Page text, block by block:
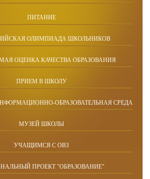
ПИТАНИЕ
ОЛИМПИАДА ШКОЛЬНИКОВ
ОЦЕНКА КАЧЕСТВА ОБРАЗОВАНИЯ
ПРИЕМ В ШКОЛУ
ОБРАЗОВАТЕЛЬНАЯ СРЕДА
МУЗЕЙ ШКОЛЫ
УЧАЩИМСЯ С ОВЗ
ПРОЕКТ "ОБРАЗОВАНИЕ"